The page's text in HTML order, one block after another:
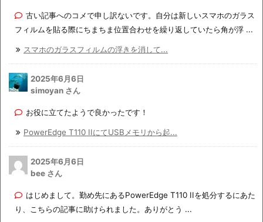
古い記事へのコメで申し訳ないです。自分は新しいスマホのガラス
フィルムを貼る際にちまちま位置合わせを繰り返していたら角が浮 ...
スマホのガラスフィルムの浮きを消して...
2025年6月6日
simoyan さん
お役に立てたようで良かったです！
PowerEdge T110 IIにてUSBメモリから起...
2025年6月6日
bee さん
はじめまして。勤め先にあるPowerEdge T110 IIを処分するにあた
り、こちらの記事に助けられました。ありがとう ...